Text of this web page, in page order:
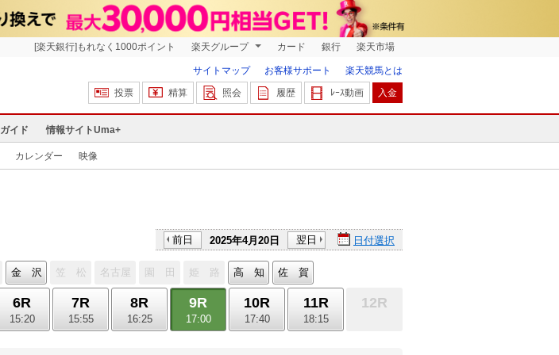
[楽天銀行]もれなく1000ポイント 楽天グループ カード 銀行 楽天市場
サイトマップ お客様サポート
楽天競馬とは
投票
精算 照会 履歴 ﾚｰｽ動画 入金
ガイド 情報サイトUma+
カレンダー 映像
前日 2025年4月20日 翌日 日付選択
金 沢 笠 松 名古屋 園 田 姫 路 高 知
佐 賀
6R
15:20
7R
15:55
8R
16:25
9R
17:00
10R
17:40
11R
18:15
12R